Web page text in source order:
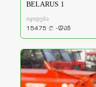
BELARUS 1
იყიდება
15475 a -დან